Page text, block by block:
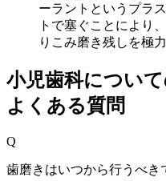
ーラントというプラ
トで塞ぐことにより
りこみ磨き残しを極
小児歯科につい
よくある質問
Q
歯磨きはいつから行うべき